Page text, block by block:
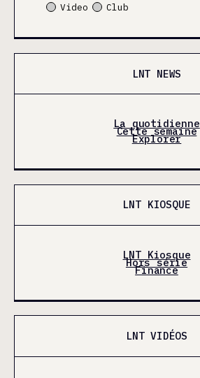
Video
Club
LNT NEWS
La quotidienne
Cette semaine
Explorer
LNT KIOSQUE
LNT Kiosque
Hors série
Finance
LNT VIDÉOS